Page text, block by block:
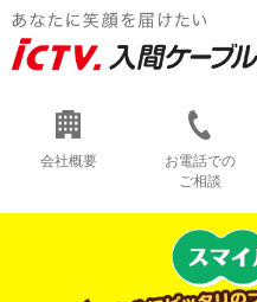
会社概要
お電話での
ご相談